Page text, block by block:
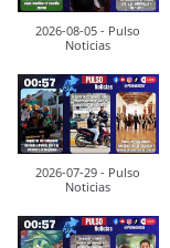
2026-08-05 - Pulso
Noticias
2026-07-29 - Pulso
Noticias